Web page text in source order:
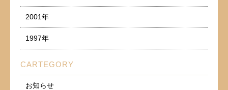
2001年
1997年
CARTEGORY
お知らせ